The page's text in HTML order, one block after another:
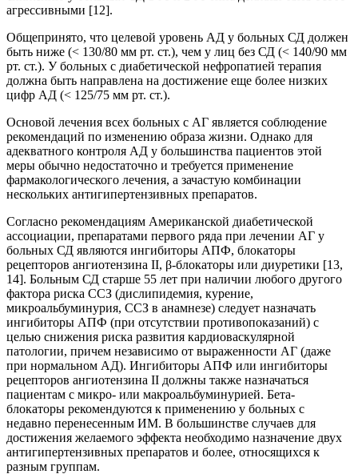
агрессивными [12].
Общепринято, что целевой уровень АД у больных СД должен
быть ниже (< 130/80 мм рт. ст.), чем у лиц без СД (< 140/90 мм
рт. ст.). У больных с диабетической нефропатией терапия
должна быть направлена на достижение еще более низких
цифр АД (< 125/75 мм рт. ст.).
Основой лечения всех больных с АГ является соблюдение
рекомендаций по изменению образа жизни. Однако для
адекватного контроля АД у большинства пациентов этой
меры обычно недостаточно и требуется применение
фармакологического лечения, а зачастую комбинации
нескольких антигипертензивных препаратов.
Согласно рекомендациям Американской диабетической
ассоциации, препаратами первого ряда при лечении АГ у
больных СД являются ингибиторы АПФ, блокаторы
рецепторов ангиотензина II, β-блокаторы или диуретики [13,
14]. Больным СД старше 55 лет при наличии любого другого
фактора риска ССЗ (дислипидемия, курение,
микроальбуминурия, ССЗ в анамнезе) следует назначать
ингибиторы АПФ (при отсутствии противопоказаний) с
целью снижения риска развития кардиоваскулярной
патологии, причем независимо от выраженности АГ (даже
при нормальном АД). Ингибиторы АПФ или ингибиторы
рецепторов ангиотензина II должны также назначаться
пациентам с микро- или макроальбуминурией. Бета-
блокаторы рекомендуются к применению у больных с
недавно перенесенным ИМ. В большинстве случаев для
достижения желаемого эффекта необходимо назначение двух
антигипертензивных препаратов и более, относящихся к
разным группам.